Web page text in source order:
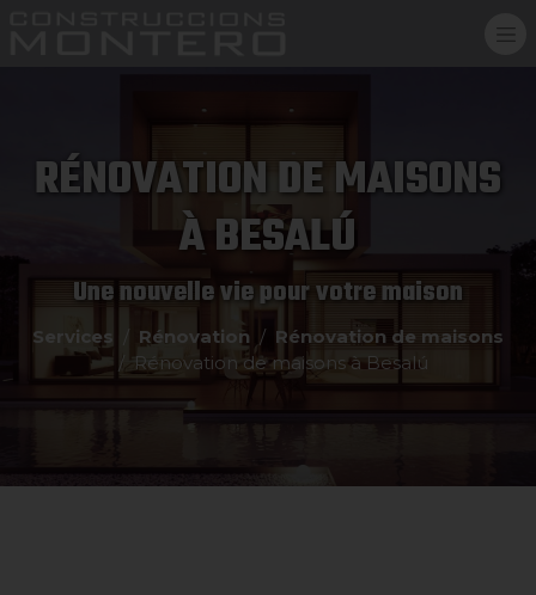
RÉNOVATION DE MAISONS
À BESALÚ
Une nouvelle vie pour votre maison
Services Rénovation
Rénovation de maisons
Rénovation de maisons à Besalú